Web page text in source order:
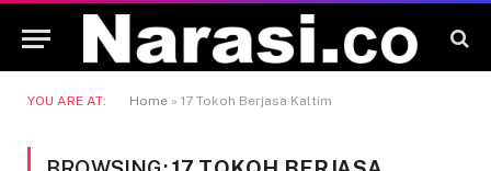
YOU ARE AT: Home » 17 Tokoh Berjasa Kaltim